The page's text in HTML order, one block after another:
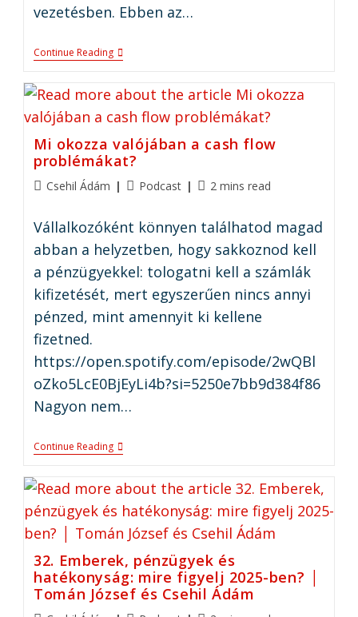
vezetésben. Ebben az…
Continue Reading
Mi okozza valójában a cash flow
problémákat?
Csehil Ádám Podcast 2 mins read
Vállalkozóként könnyen találhatod magad
abban a helyzetben, hogy sakkoznod kell
a pénzügyekkel: tologatni kell a számlák
kifizetését, mert egyszerűen nincs annyi
pénzed, mint amennyit ki kellene
fizetned.
https://open.spotify.com/episode/2wQBl
oZko5LcE0BjEyLi4b?si=5250e7bb9d384f86
Nagyon nem…
Continue Reading
32. Emberek, pénzügyek és
hatékonyság: mire figyelj 2025-ben? │
Tomán József és Csehil Ádám